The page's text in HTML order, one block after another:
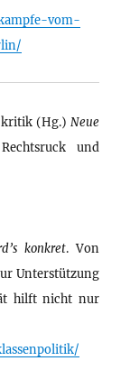
vom-
kritik (Hg.) Neue
und
konkret. Von
Unterstützung
hilft nicht nur